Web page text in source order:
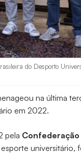
do Desporto
na última
em 2022.
pela Confederação
universitário,